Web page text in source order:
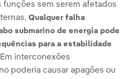
funções sem serem afetados
Qualquer falha
submarino de energia pode
para a estabilidade
Em interconexões
poderia causar apagões ou